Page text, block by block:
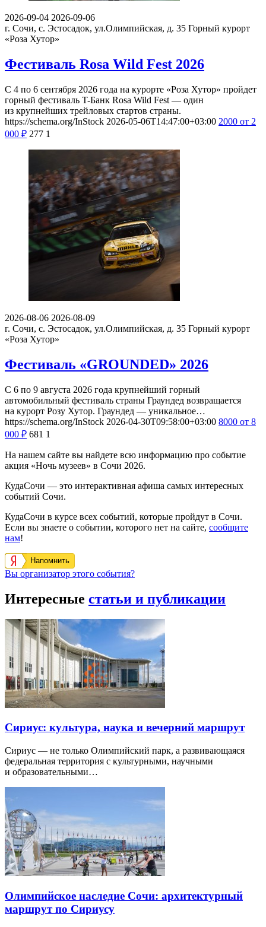
2026-09-04 2026-09-06
г. Сочи, с. Эстосадок, ул.Олимпийская, д. 35 Горный курорт
«Роза Хутор»
Фестиваль Rosa Wild Fest 2026
С 4 по 6 сентября 2026 года на курорте «Роза Хутор» пройдет
горный фестиваль T-Банк Rosa Wild Fest — один
из крупнейших трейловых стартов страны.
https://schema.org/InStock 2026-05-06T14:47:00+03:00 2000 от 2
000 ₽ 277 1
2026-08-06 2026-08-09
г. Сочи, с. Эстосадок, ул.Олимпийская, д. 35 Горный курорт
«Роза Хутор»
Фестиваль «GROUNDED» 2026
С 6 по 9 августа 2026 года крупнейший горный
автомобильный фестиваль страны Граундед возвращается
на курорт Розу Хутор. Граундед — уникальное…
https://schema.org/InStock 2026-04-30T09:58:00+03:00 8000 от 8
000 ₽ 681 1
На нашем сайте вы найдете всю информацию про событие
акция «Ночь музеев» в Сочи 2026.
КудаСочи — это интерактивная афиша самых интересных
событий Сочи.
КудаСочи в курсе всех событий, которые пройдут в Сочи.
Если вы знаете о событии, которого нет на сайте, сообщите
нам!
Напомнить
Вы организатор этого события?
Интересные статьи и публикации
Сириус: культура, наука и вечерний маршрут
Сириус — не только Олимпийский парк, а развивающаяся
федеральная территория с культурными, научными
и образовательными…
Олимпийское наследие Сочи: архитектурный
маршрут по Сириусу